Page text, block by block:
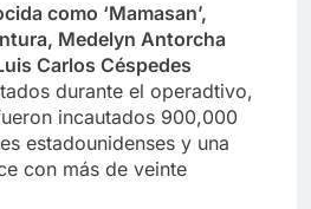
como ‘Mamasan’,
Medelyn Antorcha
Carlos Céspedes
durante el operadtivo,
incautados 900,000
estadounidenses y una
con más de veinte